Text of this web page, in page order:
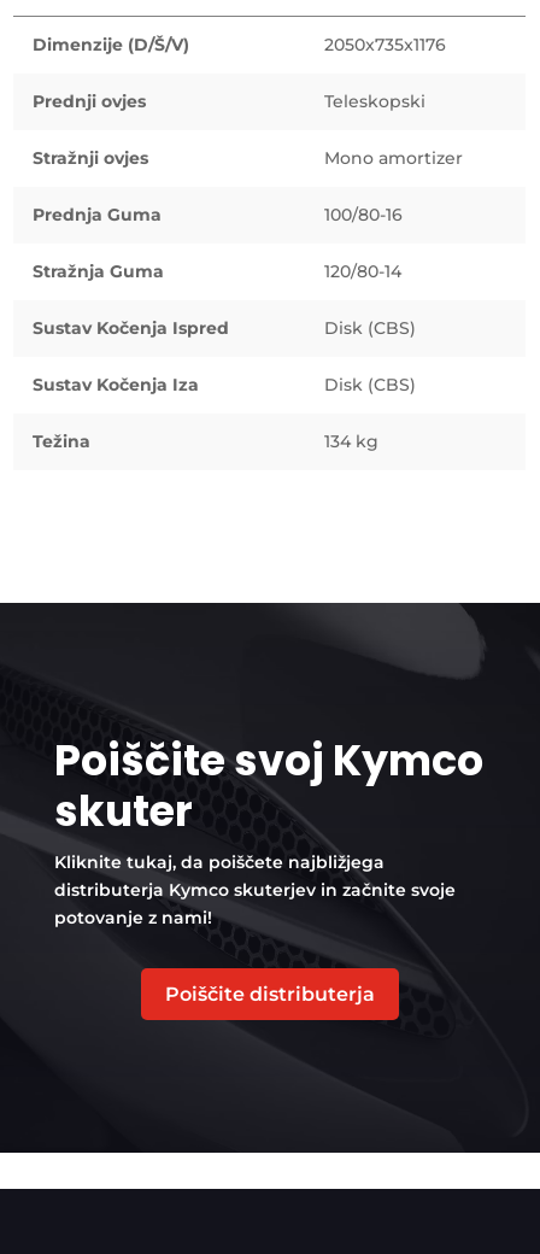
Dimenzije (D/Š/V) 2050x735x1176
Prednji ovjes Teleskopski
Stražnji ovjes Mono amortizer
Prednja Guma 100/80-16
Stražnja Guma 120/80-14
Sustav Kočenja Ispred Disk (CBS)
Sustav Kočenja Iza Disk (CBS)
Težina 134 kg
Poiščite svoj Kymco
skuter
Kliknite tukaj, da poiščete najbližjega
distributerja Kymco skuterjev in začnite svoje
potovanje z nami!
Poiščite distributerja